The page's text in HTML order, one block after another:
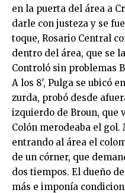
en la puerta del área a
darle con justeza y se
toque, Rosario Central
dentro del área, que se
Controló sin problemas
A los 8′, Pulga se ubicó
zurda, probó desde
izquierdo de Broun, que
Colón merodeaba el
entrando al área el
de un córner, que
dos tiempos. El dueño
más e imponía